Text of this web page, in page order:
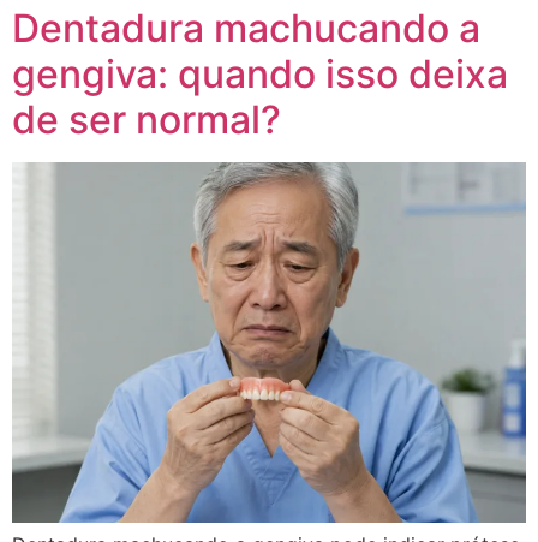
Dentadura machucando a
gengiva: quando isso deixa
de ser normal?